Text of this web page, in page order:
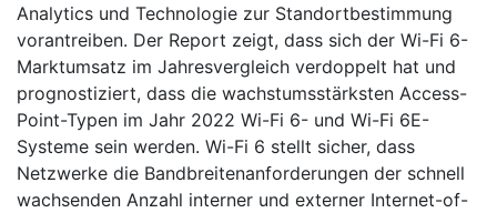
Analytics und Technologie zur Standortbestimmung
vorantreiben. Der Report zeigt, dass sich der Wi-Fi 6-
Marktumsatz im Jahresvergleich verdoppelt hat und
prognostiziert, dass die wachstumsstärksten Access-
Point-Typen im Jahr 2022 Wi-Fi 6- und Wi-Fi 6E-
Systeme sein werden. Wi-Fi 6 stellt sicher, dass
Netzwerke die Bandbreitenanforderungen der schnell
wachsenden Anzahl interner und externer Internet-of-